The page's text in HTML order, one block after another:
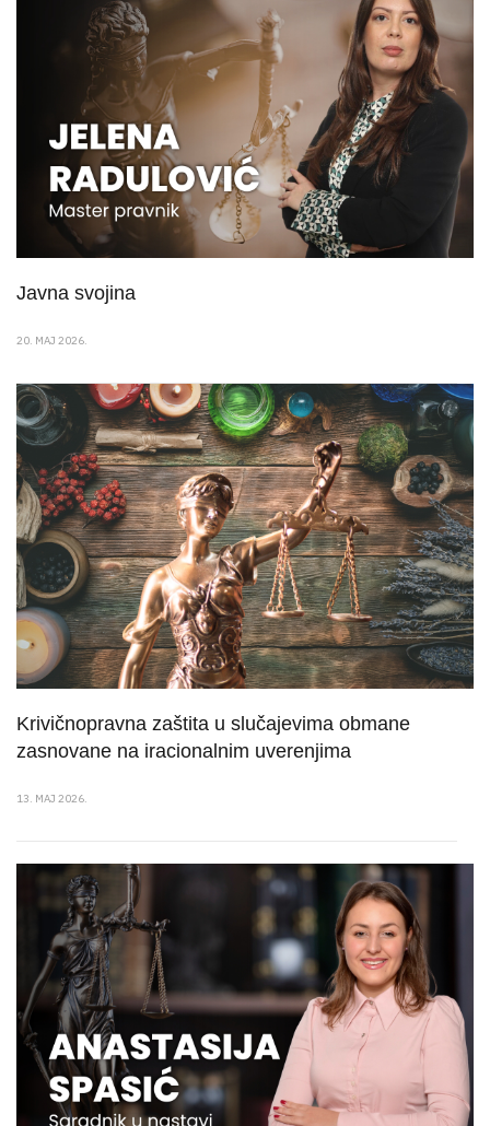
Javna svojina
20. MAJ 2026.
Krivičnopravna zaštita u slučajevima obmane
zasnovane na iracionalnim uverenjima
13. MAJ 2026.